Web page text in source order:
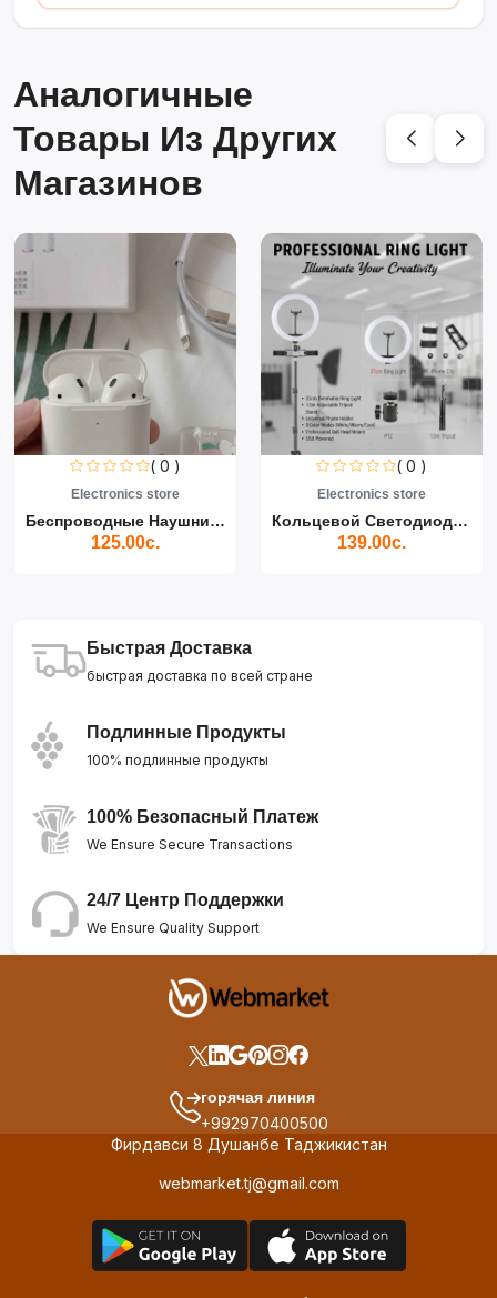
Аналогичные
Товары Из Других
Магазинов
( 0 )
Electronics store
Беспроводные Наушники Air...
125.00с.
( 0 )
Electronics store
Кольцевой Светодиодный Св...
139.00с.
Быстрая Доставка
быстрая доставка по всей стране
Подлинные Продукты
100% подлинные продукты
100% Безопасный Платеж
We Ensure Secure Transactions
24/7 Центр Поддержки
We Ensure Quality Support
горячая линия
+992970400500
Фирдавси 8 Душанбе Таджикистан
webmarket.tj@gmail.com